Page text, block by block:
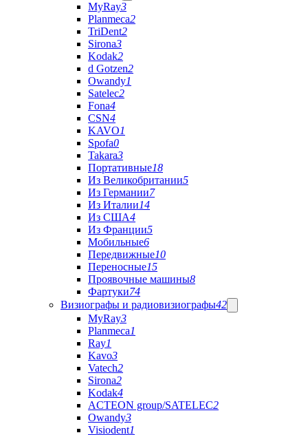
MyRay3
Planmeca2
TriDent2
Sirona3
Kodak2
d Gotzen2
Owandy1
Satelec2
Fona4
CSN4
KAVO1
Spofa0
Takara3
Портативные18
Из Великобритании5
Из Германии7
Из Италии14
Из США4
Из Франции5
Мобильные6
Передвижные10
Переносные15
Проявочные машины8
Фартуки74
Визиографы и радиовизиографы42
MyRay3
Planmeca1
Ray1
Kavo3
Vatech2
Sirona2
Kodak4
ACTEON group/SATELEC2
Owandy3
Visiodent1